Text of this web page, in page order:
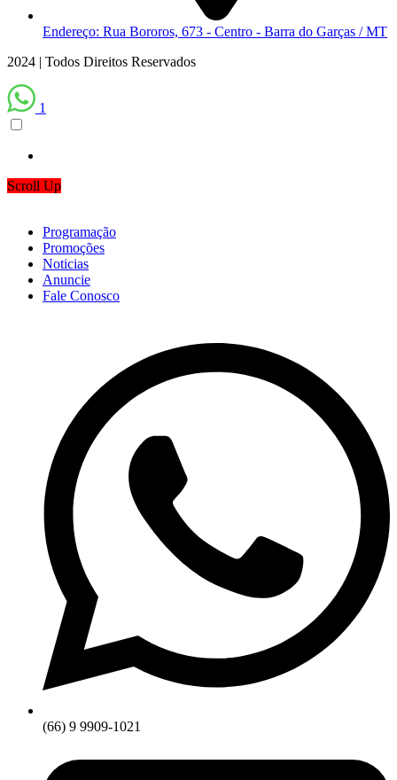
Endereço: Rua Bororos, 673 - Centro - Barra do Garças / MT
2024 | Todos Direitos Reservados
1
Scroll Up
Programação
Promoções
Noticias
Anuncie
Fale Conosco
(66) 9 9909-1021